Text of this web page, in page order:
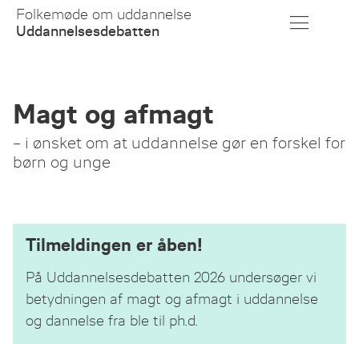
Skip
Main
Folkemøde om uddannelse
Uddannelsesdebatten
Magt og afmagt
– i ønsket om at uddannelse gør en forskel for
børn og unge
Tilmeldingen er åben!
På Uddannelsesdebatten 2026 undersøger vi
betydningen af magt og afmagt i uddannelse
og dannelse fra ble til ph.d.